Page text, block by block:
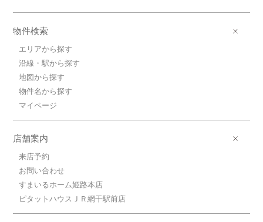
物件検索
エリアから探す
沿線・駅から探す
地図から探す
物件名から探す
マイページ
店舗案内
来店予約
お問い合わせ
すまいるホーム姫路本店
ピタットハウスＪＲ網干駅前店